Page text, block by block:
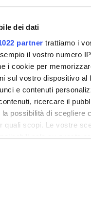
dei dati
partner trattiamo i
il vostro numero
i cookie per
sul vostro dispositivo al
e contenuti
ricercare il
possibilità di scegliere
quali scopi. Le vostre
solo su questa
il proprio consenso
Dichiarazione sui cookie
and cultural
of IlluijankaSyggraphé,
completa presente
Ricerca di Ateneo
(linea di ricerca)